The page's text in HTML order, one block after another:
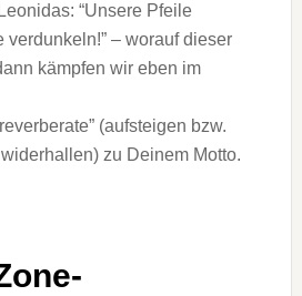
“Unsere Pfeile
verdunkeln!” – worauf dieser
kämpfen wir eben im
(aufsteigen bzw.
zu Deinem Motto.